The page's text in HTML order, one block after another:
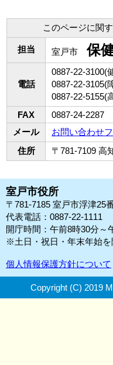
このページに関
担当 室戸市保
電話
0887-22-3100(
0887-22-3105(
0887-22-5155(
FAX
0887-24-2287
メール
お問い合わせ
住所
〒781-7109 高
室戸市役所
〒781-7185 室戸市浮津25
代表電話：0887-22-1111
開庁時間：午前8時30分～
※土日・祝日・年末年始を
個人情報保護方針について
Copyright (C) 2019